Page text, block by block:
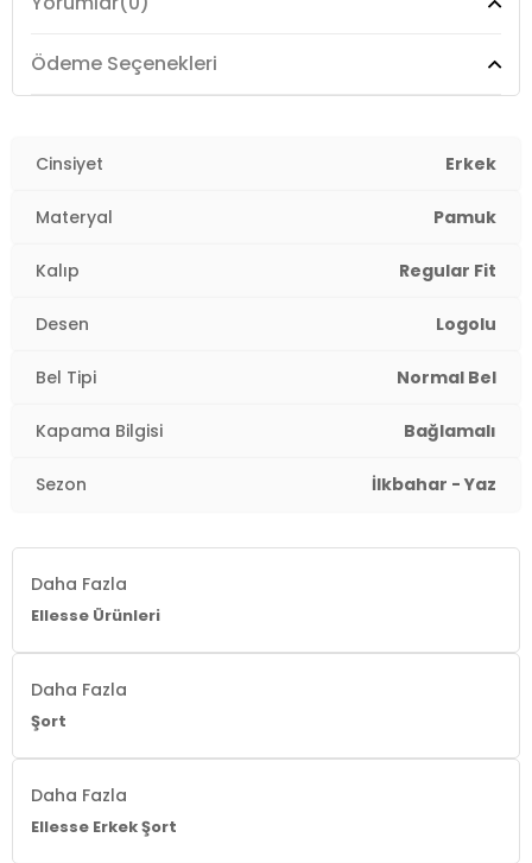
Bel:Normal Bel
Boy:Diz Üstü
Yaş Grubu:
Menşei:Türkiye
Ödeme Seçenekleri
Cinsiyet Erkek
Materyal Pamuk
Kalıp Regular Fit
Desen Logolu
Bel Tipi Normal Bel
Kapama Bilgisi Bağlamalı
Sezon İlkbahar - Yaz
Daha Fazla
Ellesse Ürünleri
Daha Fazla
Şort
Daha Fazla
Ellesse Erkek Şort